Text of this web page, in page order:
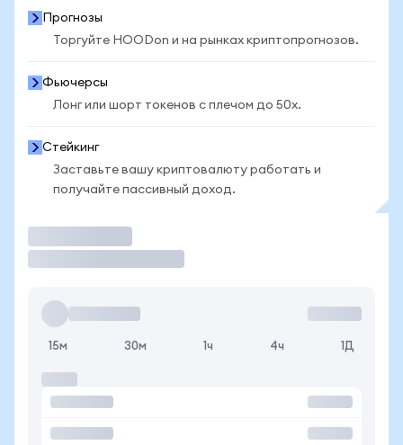
Прогнозы
Торгуйте HOODon и на рынках криптопрогнозов.
Фьючерсы
Лонг или шорт токенов с плечом до 50x.
Стейкинг
Заставьте вашу криптовалюту работать и
получайте пассивный доход.
15м 30м 1ч 4ч 1Д